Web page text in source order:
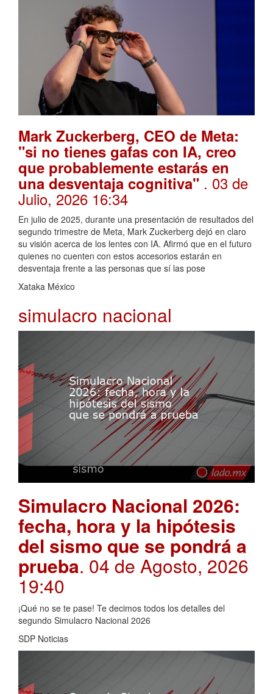
Mark Zuckerberg, CEO de Meta:
"si no tienes gafas con IA, creo
que probablemente estarás en
una desventaja cognitiva" . 03 de
Julio, 2026 16:34
En julio de 2025, durante una presentación de resultados del
segundo trimestre de Meta, Mark Zuckerberg dejó en claro
su visión acerca de los lentes con IA. Afirmó que en el futuro
quienes no cuenten con estos accesorios estarán en
desventaja frente a las personas que sí las pose
Xataka México
simulacro nacional
Simulacro Nacional 2026:
fecha, hora y la hipótesis
del sismo que se pondrá a
prueba. 04 de Agosto, 2026
19:40
¡Qué no se te pase! Te decimos todos los detalles del
segundo Simulacro Nacional 2026
SDP Noticias